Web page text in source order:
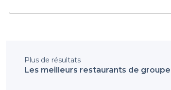
Plus de résultats
Les meilleurs restaurants de